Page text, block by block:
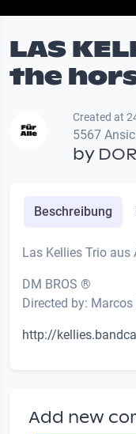
LAS
the
Created at
5567
by
Beschreibung
Las Kellies Trio aus
DM BROS ®
Directed by:
http://
Add new